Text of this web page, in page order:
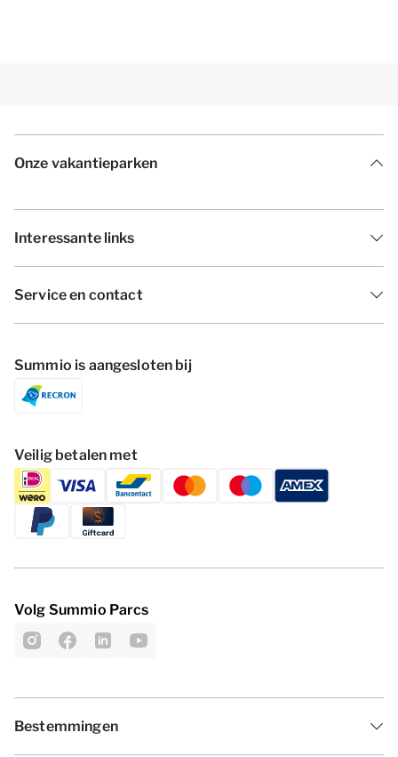
Onze vakantieparken
Interessante links
Service en contact
Summio is aangesloten bij
Veilig betalen met
Volg Summio Parcs
Bestemmingen